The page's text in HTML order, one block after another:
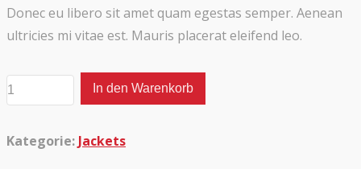
Donec eu libero sit amet quam egestas semper. Aenean
ultricies mi vitae est. Mauris placerat eleifend leo.
In den Warenkorb
Kategorie: Jackets